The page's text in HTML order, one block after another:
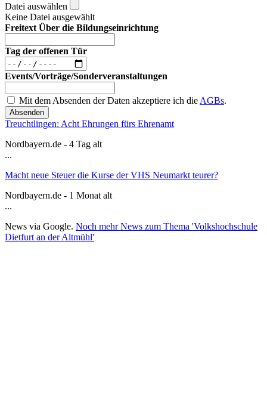
Datei auswählen
Keine Datei ausgewählt
Freitext Über die Bildungseinrichtung
Tag der offenen Tür
Events/Vorträge/Sonderveranstaltungen
Mit dem Absenden der Daten akzeptiere ich die AGBs.
Absenden
Treuchtlingen: Acht Ehrungen fürs Ehrenamt
Nordbayern.de - 4 Tag alt
...
Macht neue Steuer die Kurse der VHS Neumarkt teurer?
Nordbayern.de - 1 Monat alt
...
News via Google. Noch mehr News zum Thema 'Volkshochschule
Dietfurt an der Altmühl'